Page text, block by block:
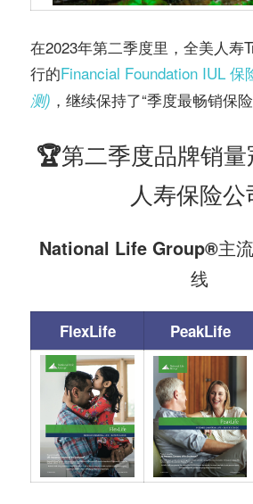
在2023年第二季度里，全美人寿
行的Financial Foundation IUL 保
测) ，继续保持了“季度最畅销保险
🏆第二季度品牌销
人寿保险公
National Life Group®️主
线
FlexLife PeakLife